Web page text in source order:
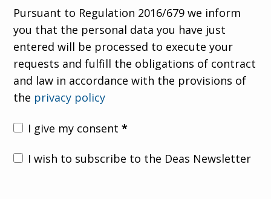
Pursuant to Regulation 2016/679 we inform
you that the personal data you have just
entered will be processed to execute your
requests and fulfill the obligations of contract
and law in accordance with the provisions of
the privacy policy
I give my consent*
I wish to subscribe to the Deas Newsletter